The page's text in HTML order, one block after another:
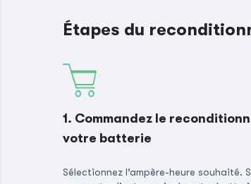
Étapes du
1. Commandez le
votre batterie
Sélectionnez l’ampère-heure souhaité.